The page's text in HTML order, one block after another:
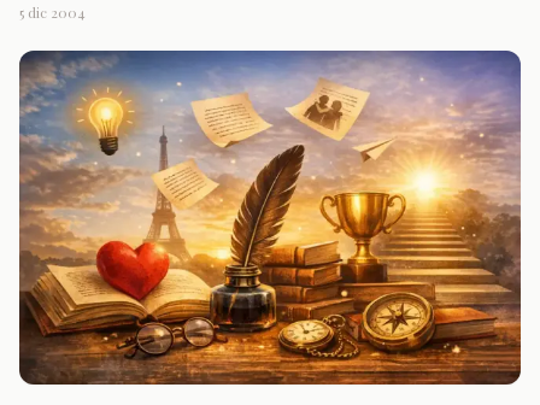
ritagliare e subito riconoscibili. Una raccolta di stencil ben
organizzata offre tanti spun
5 dic 2004